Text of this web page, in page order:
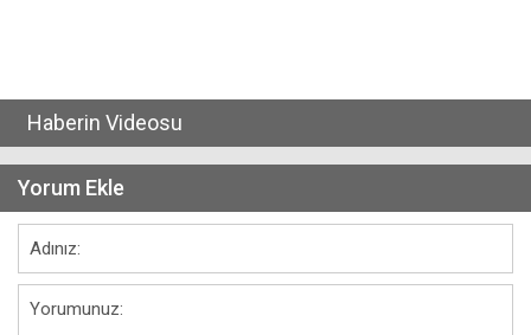
Haberin Videosu
Yorum Ekle